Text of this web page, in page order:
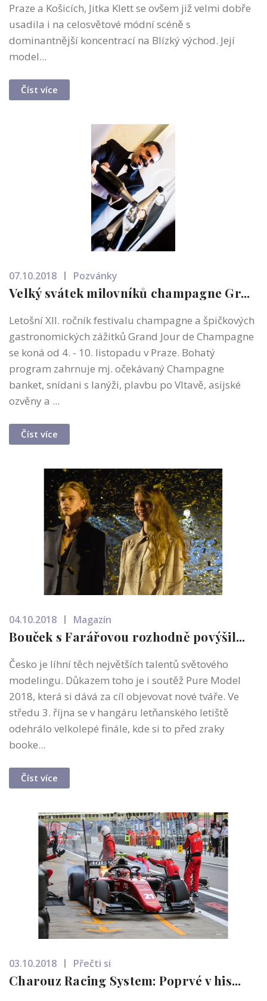
Praze a Košicích, Jitka Klett se ovšem již velmi dobře
usadila i na celosvětové módní scéně s
dominantnější koncentrací na Blízký východ. Její
model...
Číst více
07.10.2018 Pozvánky
Velký svátek milovníků champagne Gr...
Letošní XII. ročník festivalu champagne a špičkových
gastronomických zážitků Grand Jour de Champagne
se koná od 4. - 10. listopadu v Praze. Bohatý
program zahrnuje mj. očekávaný Champagne
banket, snídani s lanýži, plavbu po Vltavě, asijské
ozvěny a ...
Číst více
04.10.2018 Magazín
Bouček s Farářovou rozhodně povýšil...
Česko je líhní těch největších talentů světového
modelingu. Důkazem toho je i soutěž Pure Model
2018, která si dává za cíl objevovat nové tváře. Ve
středu 3. října se v hangáru letňanského letiště
odehrálo velkolepé finále, kde si to před zraky
booke...
Číst více
03.10.2018 Přečti si
Charouz Racing System: Poprvé v his...